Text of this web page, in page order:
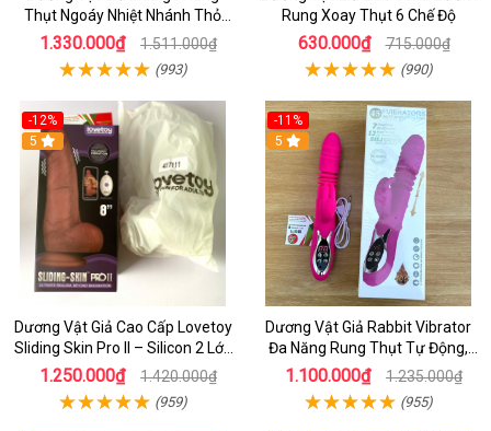
Thụt Ngoáy Nhiệt Nhánh Thỏ
Kích Điểm G
1.330.000₫ 1.511.000₫
(993)
Rung Xoay Thụt 6 Chế Độ
630.000₫ 715.000₫
(990)
-12%
5
Dương Vật Giả Cao Cấp Lovetoy
Sliding Skin Pro II – Silicon 2 Lớp
Mềm Mịn, Rung Đa Tần Từ Xa
1.250.000₫ 1.420.000₫
(959)
-11%
5
Dương Vật Giả Rabbit Vibrator
Đa Năng Rung Thụt Tự Động,
Phát Nhiệt Ấm Nóng Kích Thích
1.100.000₫ 1.235.000₫
(955)